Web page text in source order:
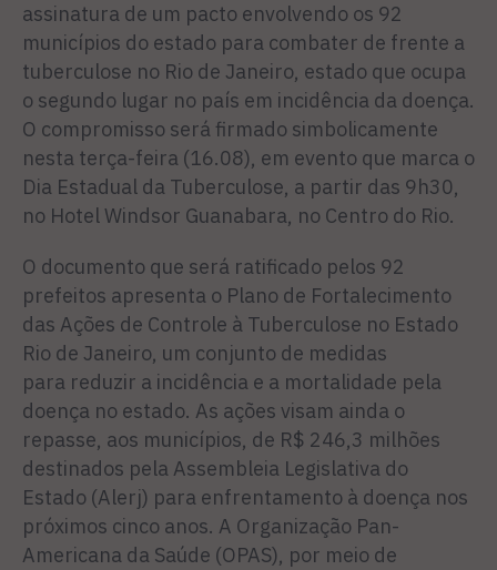
assinatura de um pacto envolvendo os 92
municípios do estado para combater de frente a
tuberculose no Rio de Janeiro, estado que ocupa
o segundo lugar no país em incidência da doença.
O compromisso será firmado simbolicamente
nesta terça-feira (16.08), em evento que marca o
Dia Estadual da Tuberculose, a partir das 9h30,
no Hotel Windsor Guanabara, no Centro do Rio.
O documento que será ratificado pelos 92
prefeitos apresenta o Plano de Fortalecimento
das Ações de Controle à Tuberculose no Estado
Rio de Janeiro, um conjunto de medidas
para reduzir a incidência e a mortalidade pela
doença no estado. As ações visam ainda o
repasse, aos municípios, de R$ 246,3 milhões
destinados pela Assembleia Legislativa do
Estado (Alerj) para enfrentamento à doença nos
próximos cinco anos. A Organização Pan-
Americana da Saúde (OPAS), por meio de